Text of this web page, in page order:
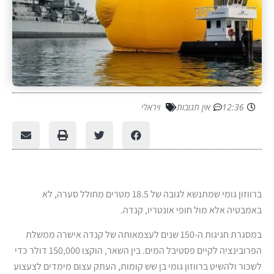
12:36 אין תגובות ויראלי
ברווזון גומי שמתנשא לגובה של 18.5 מטרים מחולל סערה, לא
באמבטיה אלא מול חופי אונטריו, קנדה.
במסגרת חגיגות ה-150 שנים לעצמאותה של קנדה אישרה ממשלת
הפרובינציה לקיים פסטיבל המים. בין השאר, הוקצו 150,000 דולר כדי
לשכור ולהשיט ברווזון גומי בן שש קומות, העתק עצום מימדים לצעצוע